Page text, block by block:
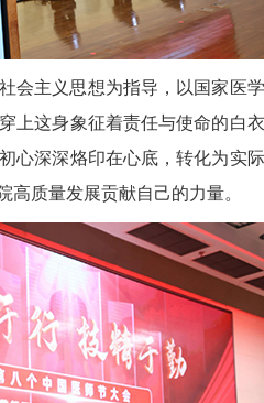
会主义思想为指导，以国家医
上这身象征着责任与使命的白
心深深烙印在心底，转化为实
质量发展贡献自己的力量。